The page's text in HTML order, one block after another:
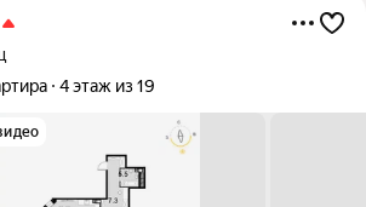
4 этаж из 19